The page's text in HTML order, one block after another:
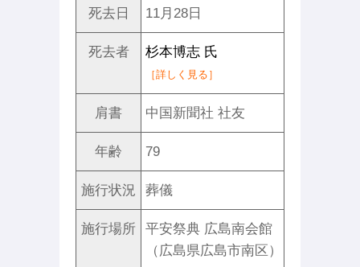
死去日 11月28日
死去者 杉本博志 氏
［詳しく見る］
肩書 中国新聞社 社友
年齢 79
施行状況 葬儀
施行場所
平安祭典 広島南会館
（広島県広島市南区）